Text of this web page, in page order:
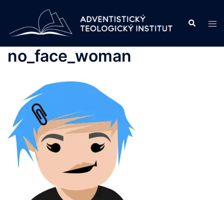
content
Search
no_face_woman